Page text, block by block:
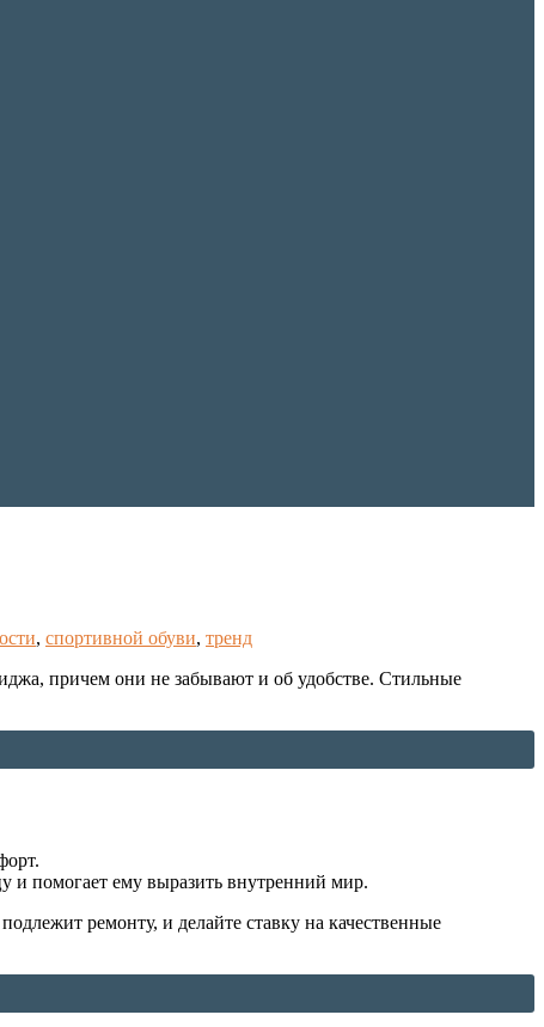
, спортивной обуви, тренд
причем они не забывают и об удобстве. Стильные
и помогает ему выразить внутренний мир.
ремонту, и делайте ставку на качественные